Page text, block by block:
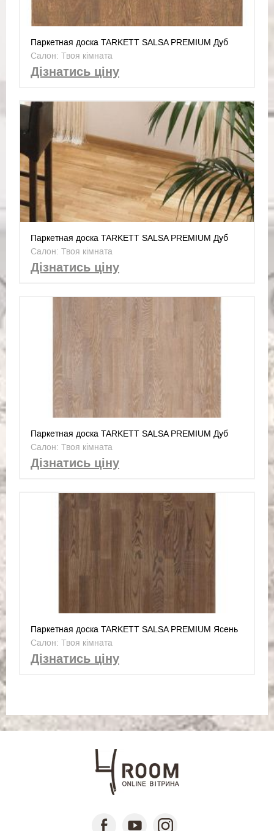
Паркетная доска TARKETT SALSA PREMIUM Дуб
Агат 550170007
Салон: Твоя кімната
Дізнатись ціну
Паркетная доска TARKETT SALSA PREMIUM Дуб
Топаз 550170006
Салон: Твоя кімната
Дізнатись ціну
Паркетная доска TARKETT SALSA PREMIUM Дуб
Яшма 550170004
Салон: Твоя кімната
Дізнатись ціну
Паркетная доска TARKETT SALSA PREMIUM Ясень
Гранат 550170005
Салон: Твоя кімната
Дізнатись ціну